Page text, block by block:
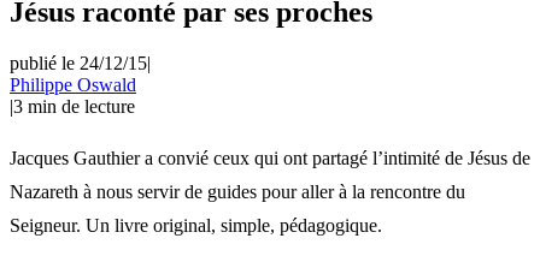
Jésus raconté par ses proches
publié le 24/12/15|
Philippe Oswald
|3 min de lecture
Jacques Gauthier a convié ceux qui ont partagé l’intimité de Jésus de
Nazareth à nous servir de guides pour aller à la rencontre du
Seigneur. Un livre original, simple, pédagogique.